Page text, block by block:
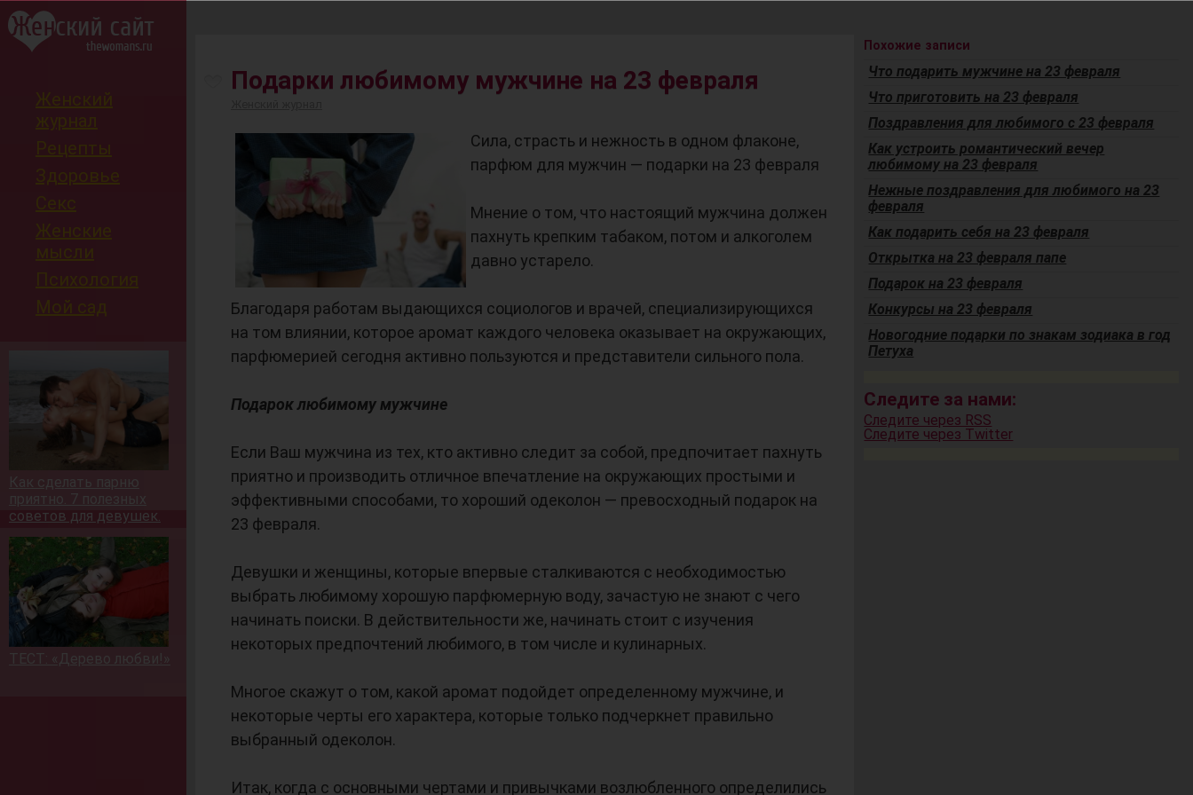
Рецепты
Здоровье
Как сделать парню
приятно. 7 полезных
советов для девушек.
ТЕСТ: «Дерево любви!»
Подарки любимому мужчине на 23 февраля
Сила, страсть и нежность в одном флаконе,
парфюм для мужчин — подарки на 23 февраля
Мнение о том, что настоящий мужчина должен
пахнуть крепким табаком, потом и алкоголем
давно устарело.
Благодаря работам выдающихся социологов и врачей, специализирующихся
на том влиянии, которое аромат каждого человека оказывает на окружающих,
парфюмерией сегодня активно пользуются и представители сильного пола.
Подарок любимому мужчине
Если Ваш мужчина из тех, кто активно следит за собой, предпочитает пахнуть
приятно и производить отличное впечатление на окружающих простыми и
эффективными способами, то хороший одеколон — превосходный подарок на
23 февраля.
Девушки и женщины, которые впервые сталкиваются с необходимостью
выбрать любимому хорошую парфюмерную воду, зачастую не знают с чего
начинать поиски. В действительности же, начинать стоит с изучения
некоторых предпочтений любимого, в том числе и кулинарных.
Многое скажут о том, какой аромат подойдет определенному мужчине, и
некоторые черты его характера, которые только подчеркнет правильно
выбранный одеколон.
Итак, когда с основными чертами и привычками возлюбленного определились
Похожие записи
Что подарить мужчине на 23 февраля
Что приготовить на 23 февраля
Поздравления для любимого с 23 февраля
Как устроить романтический вечер
любимому на 23 февраля
Нежные поздравления для любимого на 23
февраля
Как подарить себя на 23 февраля
Открытка на 23 февраля папе
Подарок на 23 февраля
Конкурсы на 23 февраля
Новогодние подарки по знакам зодиака в год
Петуха
Следите за нами:
Следите через RSS
Следите через Twitter